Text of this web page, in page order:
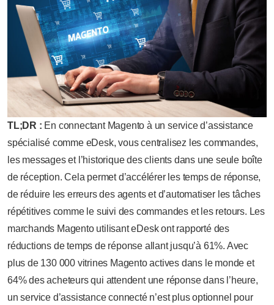
TL;DR : En connectant Magento à un service d’assistance
spécialisé comme eDesk, vous centralisez les commandes,
les messages et l’historique des clients dans une seule boîte
de réception. Cela permet d’accélérer les temps de réponse,
de réduire les erreurs des agents et d’automatiser les tâches
répétitives comme le suivi des commandes et les retours. Les
marchands Magento utilisant eDesk ont rapporté des
réductions de temps de réponse allant jusqu’à 61%. Avec
plus de 130 000 vitrines Magento actives dans le monde et
64% des acheteurs qui attendent une réponse dans l’heure,
un service d’assistance connecté n’est plus optionnel pour